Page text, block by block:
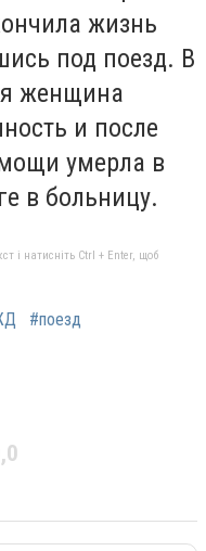
жизнь
под поезд. В
женщина
и после
умерла в
в больницу.
і натисніть Ctrl + Enter, щоб
#поезд